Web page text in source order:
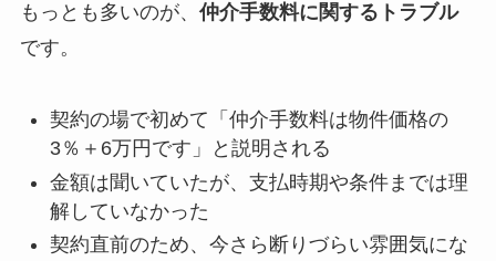
もっとも多いのが、 仲介手数料に関するトラブル
です。
契約の場で初めて「仲介手数料は物件価格の
3％＋6万円です」と説明される
金額は聞いていたが、支払時期や条件までは理
解していなかった
契約直前のため、今さら断りづらい雰囲気にな